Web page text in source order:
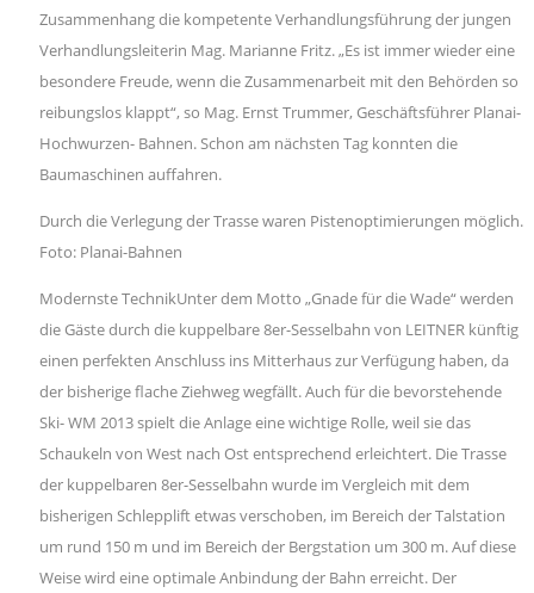
Zusammenhang die kompetente Verhandlungsführung der jungen
Verhandlungsleiterin Mag. Marianne Fritz. „Es ist immer wieder eine
besondere Freude, wenn die Zusammenarbeit mit den Behörden so
reibungslos klappt“, so Mag. Ernst Trummer, Geschäftsführer Planai-
Hochwurzen- Bahnen. Schon am nächsten Tag konnten die
Baumaschinen auffahren.
Durch die Verlegung der Trasse waren Pistenoptimierungen möglich.
Foto: Planai-Bahnen
Modernste TechnikUnter dem Motto „Gnade für die Wade“ werden
die Gäste durch die kuppelbare 8er-Sesselbahn von LEITNER künftig
einen perfekten Anschluss ins Mitterhaus zur Verfügung haben, da
der bisherige flache Ziehweg wegfällt. Auch für die bevorstehende
Ski- WM 2013 spielt die Anlage eine wichtige Rolle, weil sie das
Schaukeln von West nach Ost entsprechend erleichtert. Die Trasse
der kuppelbaren 8er-Sesselbahn wurde im Vergleich mit dem
bisherigen Schlepplift etwas verschoben, im Bereich der Talstation
um rund 150 m und im Bereich der Bergstation um 300 m. Auf diese
Weise wird eine optimale Anbindung der Bahn erreicht. Der